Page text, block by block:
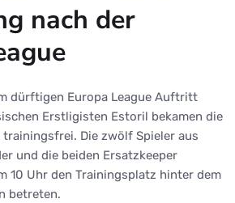
nach der
dürftigen Europa League Auftritt
Erstligisten Estoril bekamen die
Die zwölf Spieler aus
und die beiden Ersatzkeeper
10 Uhr den Trainingsplatz hinter dem
betreten.